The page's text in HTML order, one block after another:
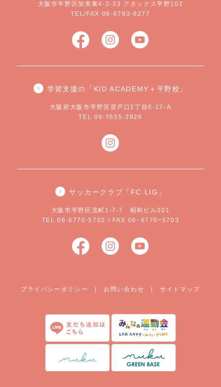
大阪市平野区加美東4-2-33 アネックス平野102
TEL/FAX 06-6793-8277
学習支援の「KID ACADEMY＋平野校」
大阪府大阪市平野区背戸口2丁目6-17-A
TEL 06-7655-2926
サッカークラブ「FC.LIG」
大阪市平野区流町1-7-7 昭和ビル301
TEL 06-6770-5702 / FAX 06−6770−5703
プライバシーポリシー お問い合わせ |サイトマップ